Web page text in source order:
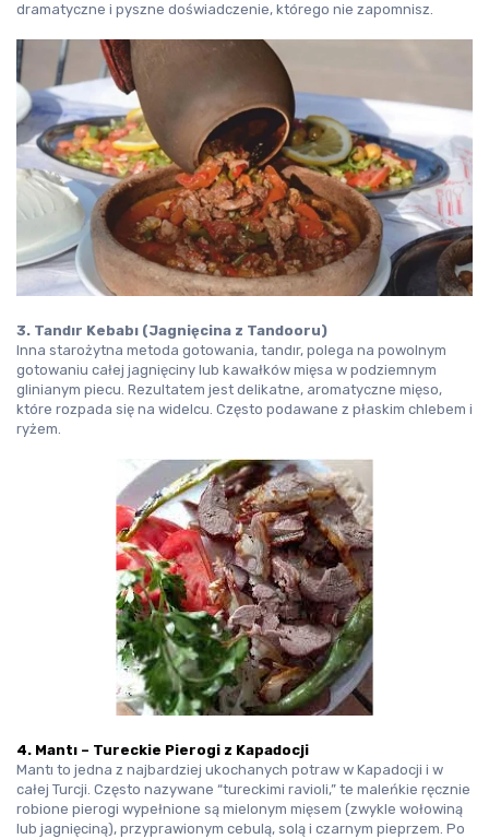
dramatyczne i pyszne doświadczenie, którego nie zapomnisz.
3. Tandır Kebabı (Jagnięcina z Tandooru)
Inna starożytna metoda gotowania, tandır, polega na powolnym
gotowaniu całej jagnięciny lub kawałków mięsa w podziemnym
glinianym piecu. Rezultatem jest delikatne, aromatyczne mięso,
które rozpada się na widelcu. Często podawane z płaskim chlebem i
ryżem.
4. Mantı – Tureckie Pierogi z Kapadocji
Mantı to jedna z najbardziej ukochanych potraw w Kapadocji i w
całej Turcji. Często nazywane “tureckimi ravioli,” te maleńkie ręcznie
robione pierogi wypełnione są mielonym mięsem (zwykle wołowiną
lub jagnięciną), przyprawionym cebulą, solą i czarnym pieprzem. Po